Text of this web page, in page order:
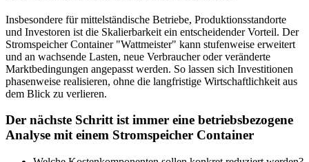
Insbesondere für mittelständische Betriebe, Produktionsstandorte
und Investoren ist die Skalierbarkeit ein entscheidender Vorteil. Der
Stromspeicher Container "Wattmeister" kann stufenweise erweitert
und an wachsende Lasten, neue Verbraucher oder veränderte
Marktbedingungen angepasst werden. So lassen sich Investitionen
phasenweise realisieren, ohne die langfristige Wirtschaftlichkeit aus
dem Blick zu verlieren.
Der nächste Schritt ist immer eine betriebsbezogene
Analyse mit einem Stromspeicher Container